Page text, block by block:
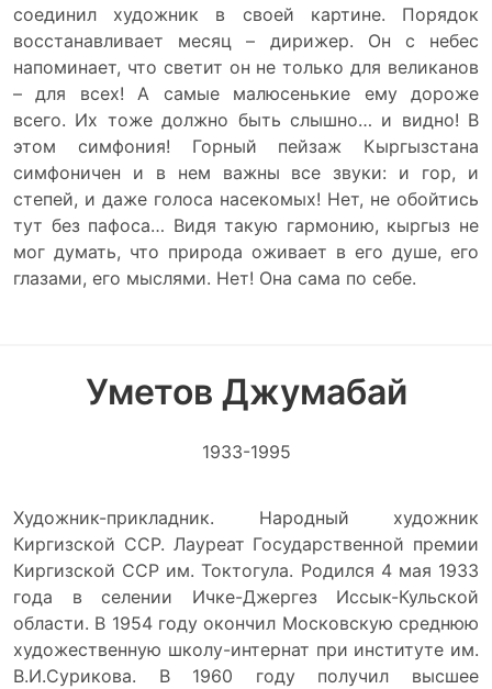
соединил художник в своей картине. Порядок
восстанавливает месяц – дирижер. Он с небес
напоминает, что светит он не только для великанов
– для всех! А самые малюсенькие ему дороже
всего. Их тоже должно быть слышно… и видно! В
этом симфония! Горный пейзаж Кыргызстана
симфоничен и в нем важны все звуки: и гор, и
степей, и даже голоса насекомых! Нет, не обойтись
тут без пафоса… Видя такую гармонию, кыргыз не
мог думать, что природа оживает в его душе, его
глазами, его мыслями. Нет! Она сама по себе.
Уметов Джумабай
1933-1995
Художник-прикладник. Народный художник
Киргизской ССР. Лауреат Государственной премии
Киргизской ССР им. Токтогула. Родился 4 мая 1933
года в селении Ичке-Джергез Иссык-Кульской
области. В 1954 году окончил Московскую среднюю
художественную школу-интернат при институте им.
В.И.Сурикова. В 1960 году получил высшее